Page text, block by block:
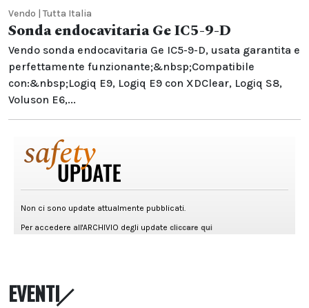
Vendo | Tutta Italia
Sonda endocavitaria Ge IC5-9-D
Vendo sonda endocavitaria Ge IC5-9-D, usata garantita e
perfettamente funzionante;&nbsp;Compatibile
con:&nbsp;Logiq E9, Logiq E9 con XDClear, Logiq S8,
Voluson E6,...
EVENTI